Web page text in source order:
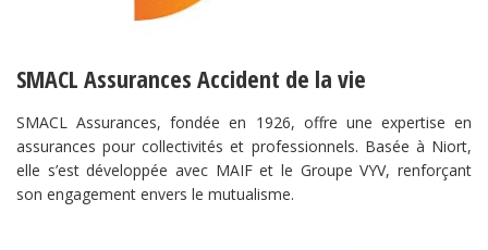
SMACL Assurances Accident de la vie
SMACL Assurances, fondée en 1926, offre une expertise en
assurances pour collectivités et professionnels. Basée à Niort,
elle s’est développée avec MAIF et le Groupe VYV, renforçant
son engagement envers le mutualisme.